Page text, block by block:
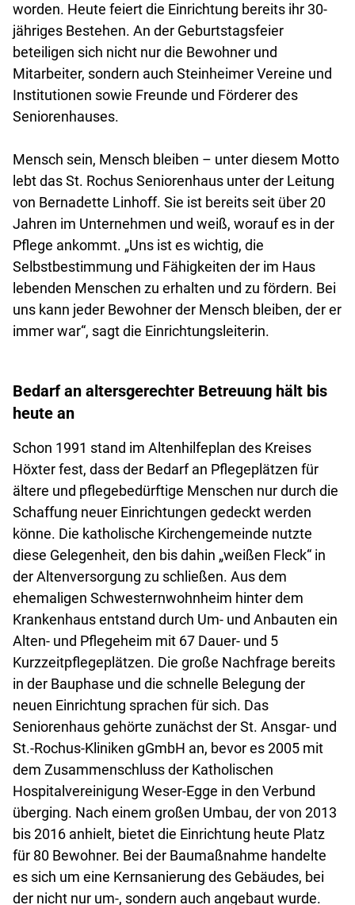
worden. Heute feiert die Einrichtung bereits ihr 30-
jähriges Bestehen. An der Geburtstagsfeier
beteiligen sich nicht nur die Bewohner und
Mitarbeiter, sondern auch Steinheimer Vereine und
Institutionen sowie Freunde und Förderer des
Seniorenhauses.
Mensch sein, Mensch bleiben – unter diesem Motto
lebt das St. Rochus Seniorenhaus unter der Leitung
von Bernadette Linhoff. Sie ist bereits seit über 20
Jahren im Unternehmen und weiß, worauf es in der
Pflege ankommt. „Uns ist es wichtig, die
Selbstbestimmung und Fähigkeiten der im Haus
lebenden Menschen zu erhalten und zu fördern. Bei
uns kann jeder Bewohner der Mensch bleiben, der er
immer war“, sagt die Einrichtungsleiterin.
Bedarf an altersgerechter Betreuung hält bis
heute an
Schon 1991 stand im Altenhilfeplan des Kreises
Höxter fest, dass der Bedarf an Pflegeplätzen für
ältere und pflegebedürftige Menschen nur durch die
Schaffung neuer Einrichtungen gedeckt werden
könne. Die katholische Kirchengemeinde nutzte
diese Gelegenheit, den bis dahin „weißen Fleck“ in
der Altenversorgung zu schließen. Aus dem
ehemaligen Schwesternwohnheim hinter dem
Krankenhaus entstand durch Um- und Anbauten ein
Alten- und Pflegeheim mit 67 Dauer- und 5
Kurzzeitpflegeplätzen. Die große Nachfrage bereits
in der Bauphase und die schnelle Belegung der
neuen Einrichtung sprachen für sich. Das
Seniorenhaus gehörte zunächst der St. Ansgar- und
St.-Rochus-Kliniken gGmbH an, bevor es 2005 mit
dem Zusammenschluss der Katholischen
Hospitalvereinigung Weser-Egge in den Verbund
überging. Nach einem großen Umbau, der von 2013
bis 2016 anhielt, bietet die Einrichtung heute Platz
für 80 Bewohner. Bei der Baumaßnahme handelte
es sich um eine Kernsanierung des Gebäudes, bei
der nicht nur um-, sondern auch angebaut wurde.